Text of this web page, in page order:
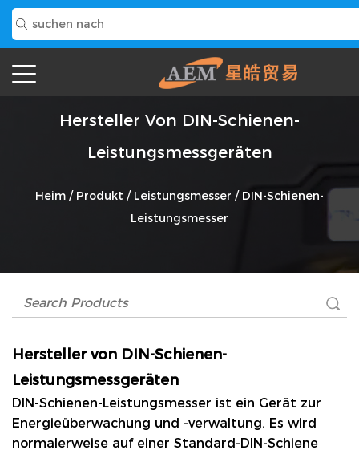
Hersteller Von DIN-Schienen-
Leistungsmessgeräten
Heim / Produkt / Leistungsmesser / DIN-Schienen-
Leistungsmesser
Hersteller von DIN-Schienen-
Leistungsmessgeräten
DIN-Schienen-Leistungsmesser ist ein Gerät zur
Energieüberwachung und -verwaltung. Es wird
normalerweise auf einer Standard-DIN-Schiene